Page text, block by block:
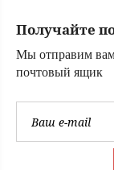
09/08/2026 –
Новости
Получайте
Мы отправим
почтовый ящик